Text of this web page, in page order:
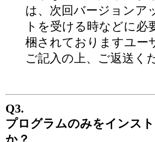
は、次回バージョンア
トを受ける時などに
梱されておりますユー
ご記入の上、ご返送く
Q3.
プログラムのみをインス